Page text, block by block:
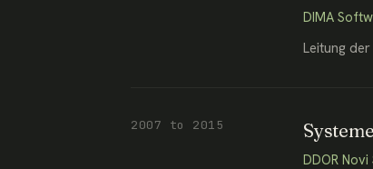
DIMA
Leitung
2007 to 2015
DDOR